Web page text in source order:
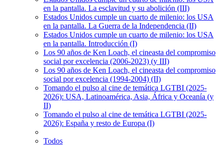
en la pantalla. La esclavitud y su abolición (III)
Estados Unidos cumple un cuarto de milenio: los USA
en la pantalla. La Guerra de la Independencia (II)
Estados Unidos cumple un cuarto de milenio: los USA
en la pantalla. Introducción (I)
Los 90 años de Ken Loach, el cineasta del compromiso
social por excelencia (2006-2023) (y III)
Los 90 años de Ken Loach, el cineasta del compromiso
social por excelencia (1994-2004) (II)
Tomando el pulso al cine de temática LGTBI (2025-
2026): USA, Latinoamérica, Asia, África y Oceanía (y
II)
Tomando el pulso al cine de temática LGTBI (2025-
2026): España y resto de Europa (I)
Todos